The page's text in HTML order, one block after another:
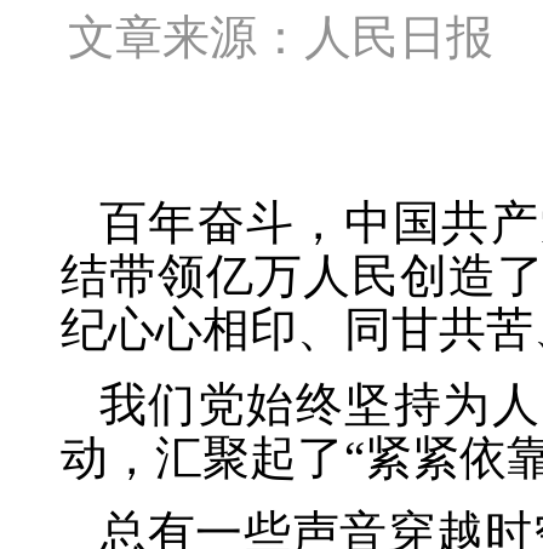
文章来源：人民日
百年奋斗，中国共
结带领亿万人民创造
纪心心相印、同甘共
我们党始终坚持为
动，汇聚起了“紧紧依
总有一些声音穿越